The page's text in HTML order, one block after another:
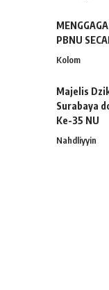
PBNU
Kolom
Majelis
Surabaya
Ke-35 NU
Nahdliyyin